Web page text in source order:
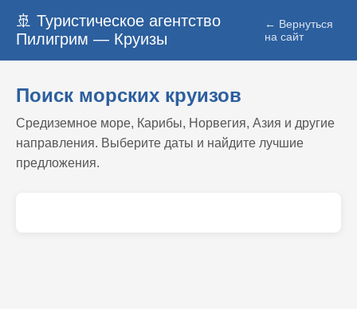
🚢 Туристическое агентство
Пилигрим — Круизы
← Вернуться
на сайт
Поиск морских круизов
Средиземное море, Карибы, Норвегия, Азия и другие
направления. Выберите даты и найдите лучшие
предложения.